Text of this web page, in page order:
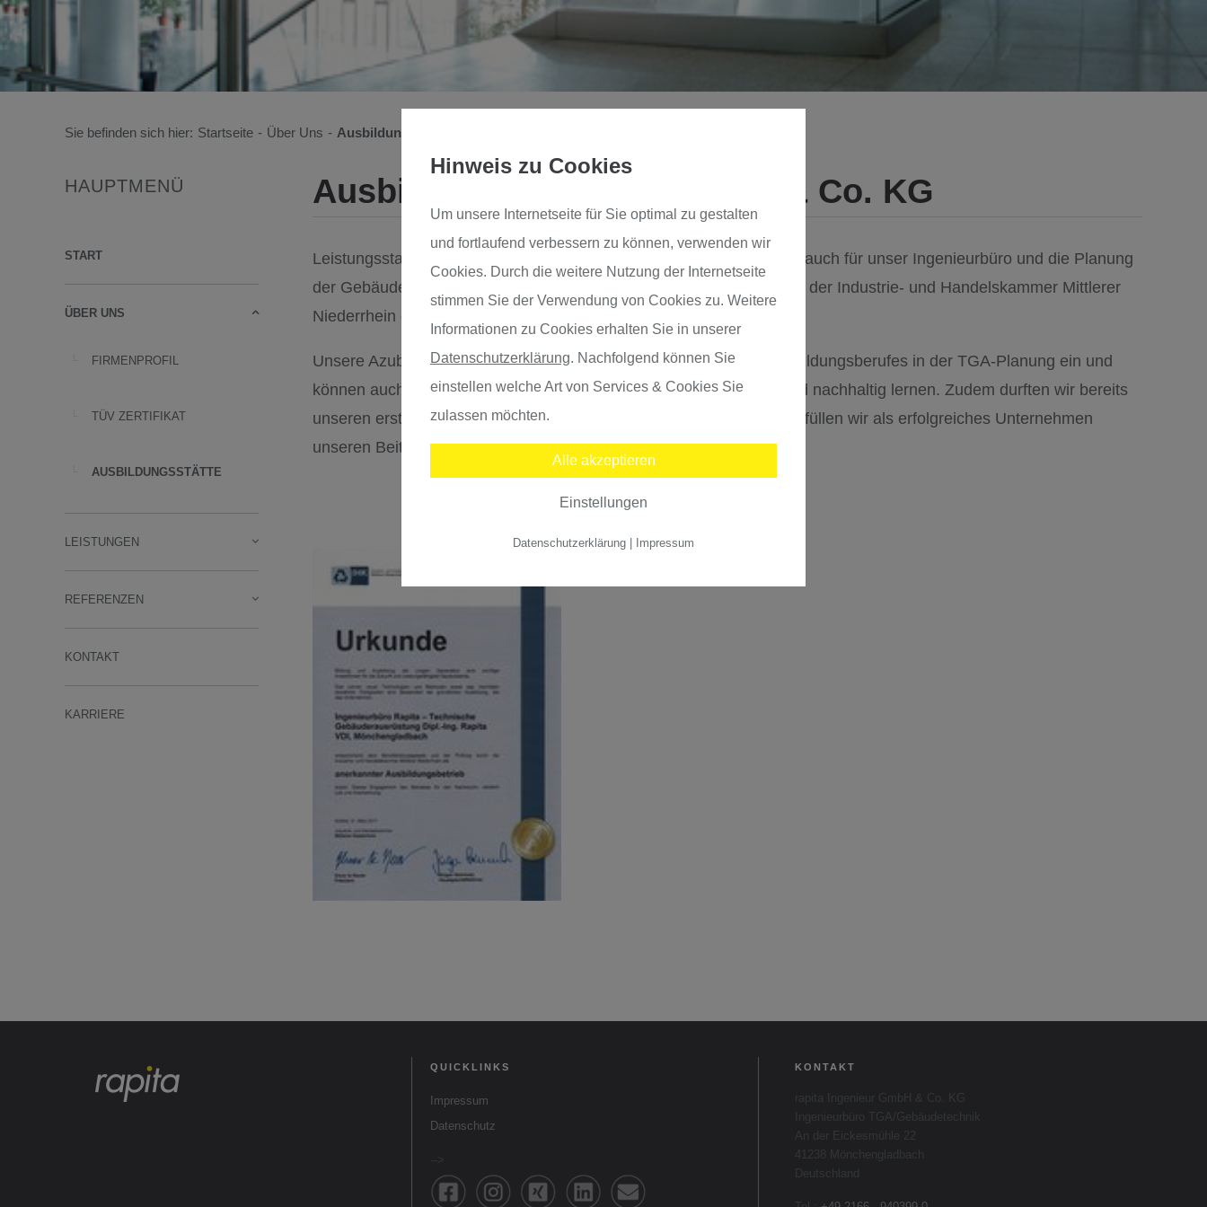
Sie befinden sich hier: Startseite - Über Uns - Ausbildungsstätte
HAUPTMENÜ
START
ÜBER UNS
FIRMENPROFIL
TÜV ZERTIFIKAT
AUSBILDUNGSSTÄTTE
LEISTUNGEN
REFERENZEN
KONTAKT
KARRIERE
Ausbildung bei rapita GmbH & Co. KG
Leistungsstarker Nachwuchs sichert eine fachlich exzellente Basis – auch für unser Ingenieurbüro und die Planung
der Gebäudetechnik. Deshalb sind wir stolz, seit dem März 2017 von der Industrie- und Handelskammer Mittlerer
Niederrhein die Zulassung als Ausbildungsbetrieb erhalten zu haben.
Unsere Azubis tauchen so von Anfang an in alle Bereiche ihres Ausbildungsberufes in der TGA-Planung ein und
können auch Technologien und Methoden aus der Praxis einfach und nachhaltig lernen. Zudem durften wir bereits
unseren ersten Azubi im Bereich Systemplanung begrüßen. Damit erfüllen wir als erfolgreiches Unternehmen
unseren Beitrag zum Erhalt spezialisierten Knowhows in der Region.
QUICKLINKS
Impressum
Datenschutz
KONTAKT
Hinweis zu Cookies
Um unsere Internetseite für Sie optimal zu gestalten
und fortlaufend verbessern zu können, verwenden wir
Cookies. Durch die weitere Nutzung der Internetseite
stimmen Sie der Verwendung von Cookies zu. Weitere
Informationen zu Cookies erhalten Sie in unserer
Datenschutzerklärung. Nachfolgend können Sie
einstellen welche Art von Services & Cookies Sie
zulassen möchten.
Alle akzeptieren
Einstellungen
Datenschutzerklärung Impressum